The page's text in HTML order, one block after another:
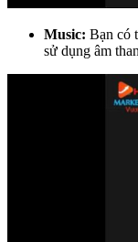
Music: Bạn có
sử dụng âm